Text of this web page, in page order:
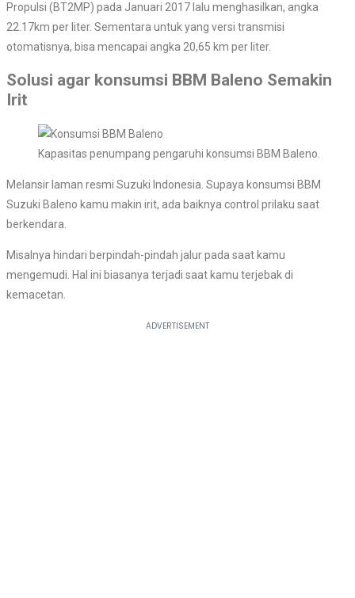
Propulsi (BT2MP) pada Januari 2017 lalu menghasilkan, angka
22.17km per liter. Sementara untuk yang versi transmisi
otomatisnya, bisa mencapai angka 20,65 km per liter.
Solusi agar konsumsi BBM Baleno Semakin
Irit
Kapasitas penumpang pengaruhi konsumsi BBM Baleno.
Melansir laman resmi Suzuki Indonesia. Supaya konsumsi BBM
Suzuki Baleno kamu makin irit, ada baiknya control prilaku saat
berkendara.
Misalnya hindari berpindah-pindah jalur pada saat kamu
mengemudi. Hal ini biasanya terjadi saat kamu terjebak di
kemacetan.